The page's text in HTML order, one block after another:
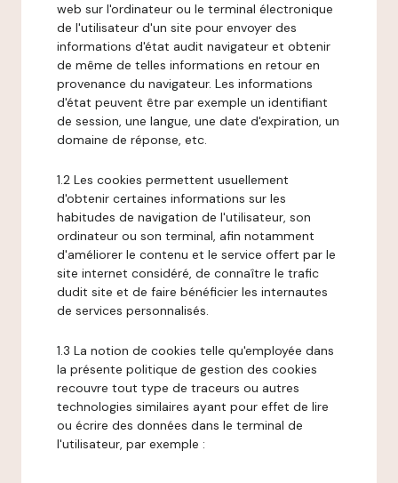
web sur l'ordinateur ou le terminal électronique
de l'utilisateur d'un site pour envoyer des
informations d'état audit navigateur et obtenir
de même de telles informations en retour en
provenance du navigateur. Les informations
d'état peuvent être par exemple un identifiant
de session, une langue, une date d'expiration, un
domaine de réponse, etc.
1.2 Les cookies permettent usuellement
d'obtenir certaines informations sur les
habitudes de navigation de l'utilisateur, son
ordinateur ou son terminal, afin notamment
d'améliorer le contenu et le service offert par le
site internet considéré, de connaître le trafic
dudit site et de faire bénéficier les internautes
de services personnalisés.
1.3 La notion de cookies telle qu'employée dans
la présente politique de gestion des cookies
recouvre tout type de traceurs ou autres
technologies similaires ayant pour effet de lire
ou écrire des données dans le terminal de
l'utilisateur, par exemple :